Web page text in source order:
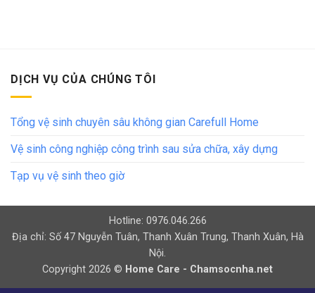
DỊCH VỤ CỦA CHÚNG TÔI
Tổng vệ sinh chuyên sâu không gian Carefull Home
Vệ sinh công nghiệp công trình sau sửa chữa, xây dựng
Tạp vụ vệ sinh theo giờ
Hotline: 0976.046.266
Địa chỉ: Số 47 Nguyễn Tuân, Thanh Xuân Trung, Thanh Xuân, Hà
Nội.
Copyright 2026 © Home Care - Chamsocnha.net